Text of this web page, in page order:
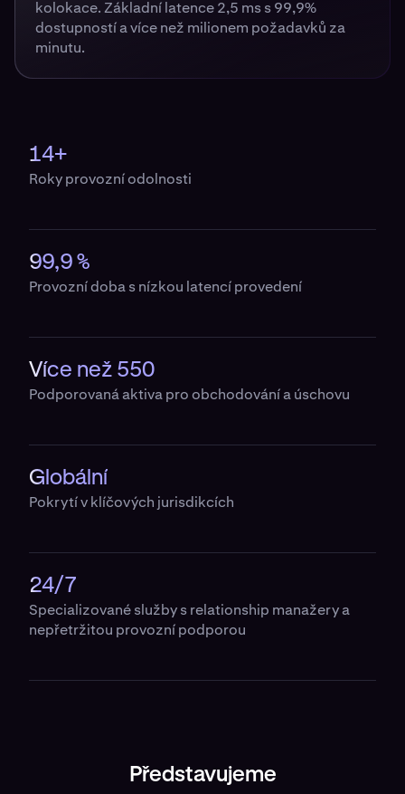
kolokace. Základní latence 2,5 ms s 99,9%
dostupností a více než milionem požadavků za
minutu.
14+
Roky provozní odolnosti
99,9 %
Provozní doba s nízkou latencí provedení
Více než 550
Podporovaná aktiva pro obchodování a úschovu
Globální
Pokrytí v klíčových jurisdikcích
24/7
Specializované služby s relationship manažery a
nepřetržitou provozní podporou
Představujeme